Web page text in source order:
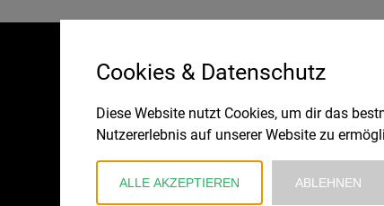
WIDERRUFSBELEHRUNG
IMPRESSUM
DATENSCHUTZ
Cookies & Datenschutz
Diese Website nutzt Cookies, um dir das
Nutzererlebnis auf unserer Website zu
ALLE AKZEPTIEREN ABLEHNEN